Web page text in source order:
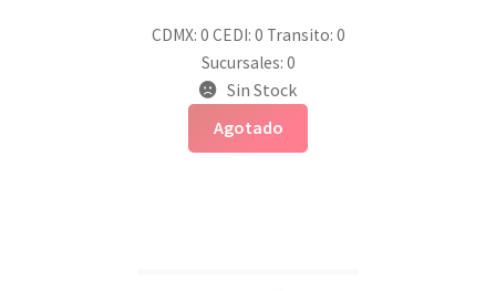
CDMX: 0 CEDI: 0 Transito: 0
Sucursales: 0
Sin Stock
Agotado